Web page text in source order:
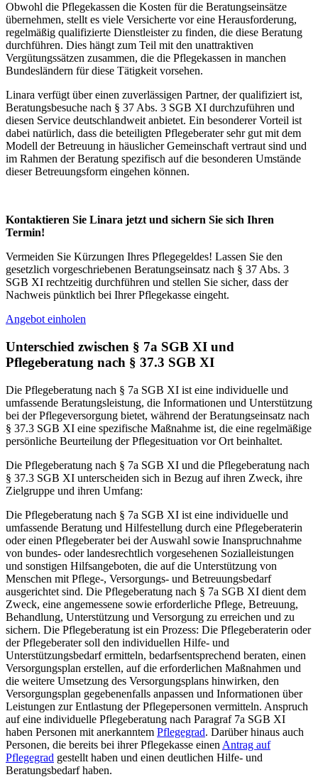
Obwohl die Pflegekassen die Kosten für die Beratungseinsätze
übernehmen, stellt es viele Versicherte vor eine Herausforderung,
regelmäßig qualifizierte Dienstleister zu finden, die diese Beratung
durchführen. Dies hängt zum Teil mit den unattraktiven
Vergütungssätzen zusammen, die die Pflegekassen in manchen
Bundesländern für diese Tätigkeit vorsehen.
Linara verfügt über einen zuverlässigen Partner, der qualifiziert ist,
Beratungsbesuche nach § 37 Abs. 3 SGB XI durchzuführen und
diesen Service deutschlandweit anbietet. Ein besonderer Vorteil ist
dabei natürlich, dass die beteiligten Pflegeberater sehr gut mit dem
Modell der Betreuung in häuslicher Gemeinschaft vertraut sind und
im Rahmen der Beratung spezifisch auf die besonderen Umstände
dieser Betreuungsform eingehen können.
Kontaktieren Sie Linara jetzt und sichern Sie sich Ihren
Termin!
Vermeiden Sie Kürzungen Ihres Pflegegeldes! Lassen Sie den
gesetzlich vorgeschriebenen Beratungseinsatz nach § 37 Abs. 3
SGB XI rechtzeitig durchführen und stellen Sie sicher, dass der
Nachweis pünktlich bei Ihrer Pflegekasse eingeht.
Angebot einholen
Unterschied zwischen § 7a SGB XI und
Pflegeberatung nach § 37.3 SGB XI
Die Pflegeberatung nach § 7a SGB XI ist eine individuelle und
umfassende Beratungsleistung, die Informationen und Unterstützung
bei der Pflegeversorgung bietet, während der Beratungseinsatz nach
§ 37.3 SGB XI eine spezifische Maßnahme ist, die eine regelmäßige
persönliche Beurteilung der Pflegesituation vor Ort beinhaltet.
Die Pflegeberatung nach § 7a SGB XI und die Pflegeberatung nach
§ 37.3 SGB XI unterscheiden sich in Bezug auf ihren Zweck, ihre
Zielgruppe und ihren Umfang:
Die Pflegeberatung nach § 7a SGB XI ist eine individuelle und
umfassende Beratung und Hilfestellung durch eine Pflegeberaterin
oder einen Pflegeberater bei der Auswahl sowie Inanspruchnahme
von bundes- oder landesrechtlich vorgesehenen Sozialleistungen
und sonstigen Hilfsangeboten, die auf die Unterstützung von
Menschen mit Pflege-, Versorgungs- und Betreuungsbedarf
ausgerichtet sind. Die Pflegeberatung nach § 7a SGB XI dient dem
Zweck, eine angemessene sowie erforderliche Pflege, Betreuung,
Behandlung, Unterstützung und Versorgung zu erreichen und zu
sichern. Die Pflegeberatung ist ein Prozess: Die Pflegeberaterin oder
der Pflegeberater soll den individuellen Hilfe- und
Unterstützungsbedarf ermitteln, bedarfsentsprechend beraten, einen
Versorgungsplan erstellen, auf die erforderlichen Maßnahmen und
die weitere Umsetzung des Versorgungsplans hinwirken, den
Versorgungsplan gegebenenfalls anpassen und Informationen über
Leistungen zur Entlastung der Pflegepersonen vermitteln. Anspruch
auf eine individuelle Pflegeberatung nach Paragraf 7a SGB XI
haben Personen mit anerkanntem Pflegegrad. Darüber hinaus auch
Personen, die bereits bei ihrer Pflegekasse einen Antrag auf
Pflegegrad gestellt haben und einen deutlichen Hilfe- und
Beratungsbedarf haben.